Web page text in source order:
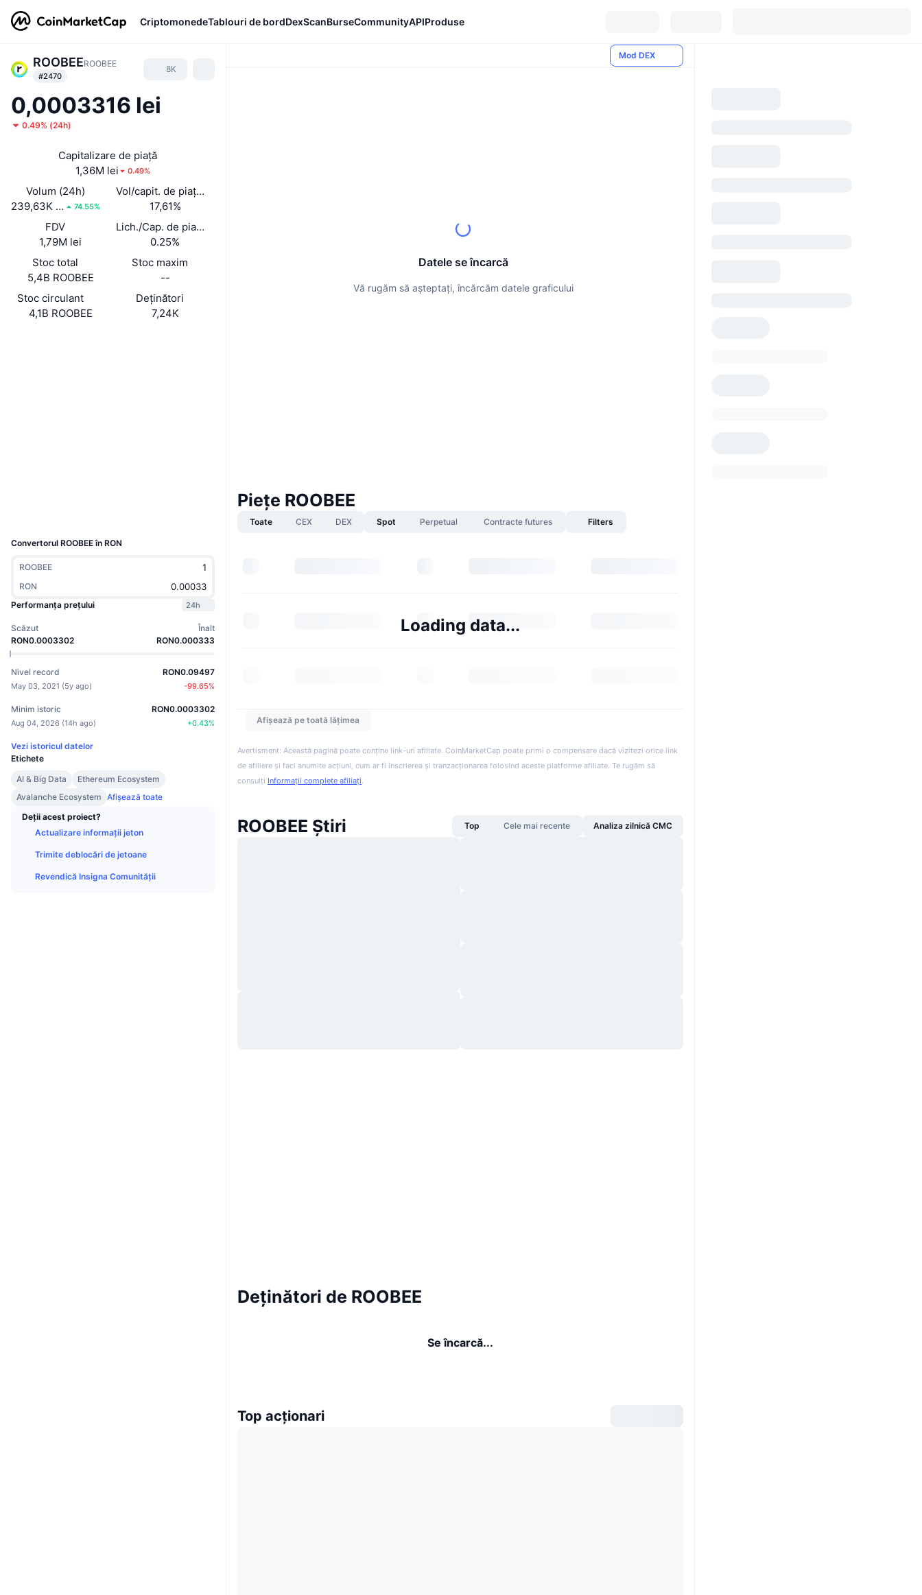
CriptomonedeTablouri de bordDexScanBurseCommunityAPIProduse
ROOBEEROOBEE
#2470
8K
0,0003316 lei
0.49% (24h)
Capitalizare de piață
1,36M lei
0.49%
Volum (24h)
239,63K lei
74.55%
Vol/capit. de piață (24 h)
17,61%
FDV
1,79M lei
Lich./Cap. de piață
0.25%
Stoc total
5,4B ROOBEE
Stoc maxim
--
Stoc circulant
4,1B ROOBEE
Deținători
7,24K
Convertorul ROOBEE în RON
ROOBEE
RON
Performanța prețului
24h
Scăzut
RON0.0003302
Înalt
RON0.000333
Nivel record
May 03, 2021 (5y ago)
RON0.09497
-99.65%
Minim istoric
Aug 04, 2026 (14h ago)
RON0.0003302
+0.43%
Vezi istoricul datelor
Etichete
AI & Big Data
Ethereum Ecosystem
Avalanche Ecosystem Afișează toate
Deții acest proiect?
Actualizare informații jeton
Trimite deblocări de jetoane
Revendică Insigna Comunității
Mod DEX
Datele se încarcă
Vă rugăm să așteptați, încărcăm datele graficului
Piețe ROOBEE
Toate CEX DEX Spot Perpetual Contracte futures Filters
Loading data...
Afișează pe toată lățimea
Avertisment: Această pagină poate conține link-uri afiliate. CoinMarketCap poate primi o compensare dacă vizitezi orice link
de afiliere și faci anumite acțiuni, cum ar fi înscrierea și tranzacționarea folosind aceste platforme afiliate. Te rugăm să
consulți Informații complete afiliați.
ROOBEE Știri Top Cele mai recente Analiza zilnică CMC
Deținători de ROOBEE
Se încarcă...
Top acționari